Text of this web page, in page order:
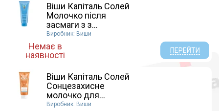
Віши Капіталь Солей
Молочко після
засмаги з з...
Виробник: Виши
Немає в
наявності
ПЕРЕЙТИ
Віши Капіталь Солей
Сонцезахисне
молочко для...
Виробник: Виши